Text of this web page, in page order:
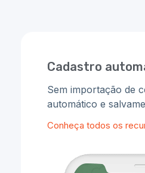
Cadastro
Sem importação de
automático e
Conheça todos os